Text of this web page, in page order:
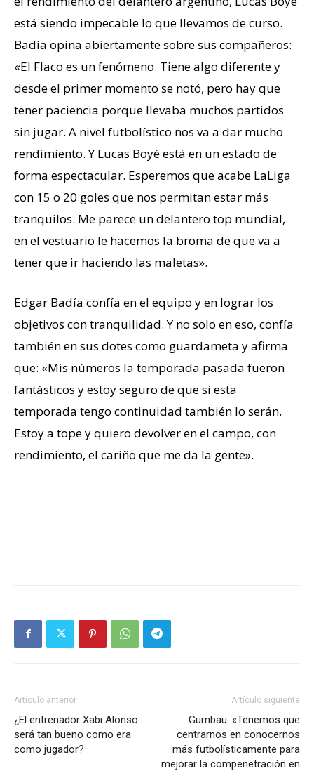
está siendo impecable lo que llevamos de curso.
Badía opina abiertamente sobre sus compañeros:
«El Flaco es un fenómeno. Tiene algo diferente y
desde el primer momento se notó, pero hay que
tener paciencia porque llevaba muchos partidos
sin jugar. A nivel futbolístico nos va a dar mucho
rendimiento. Y Lucas Boyé está en un estado de
forma espectacular. Esperemos que acabe LaLiga
con 15 o 20 goles que nos permitan estar más
tranquilos. Me parece un delantero top mundial,
en el vestuario le hacemos la broma de que va a
tener que ir haciendo las maletas».
Edgar Badía confía en el equipo y en lograr los
objetivos con tranquilidad. Y no solo en eso, confía
también en sus dotes como guardameta y afirma
que: «Mis números la temporada pasada fueron
fantásticos y estoy seguro de que si esta
temporada tengo continuidad también lo serán.
Estoy a tope y quiero devolver en el campo, con
rendimiento, el cariño que me da la gente».
Artículo anterior
¿El entrenador Xabi Alonso
será tan bueno como era
como jugador?
Artículo siguiente
Gumbau: «Tenemos que
centrarnos en conocernos
más futbolísticamente para
mejorar la compenetración en